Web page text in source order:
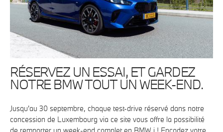
RÉSERVEZ UN ESSAI, ET GARDEZ
NOTRE BMW TOUT UN WEEK-END.
Jusqu'au 30 septembre, chaque test-drive réservé dans notre
concession de Luxembourg via ce site vous offre la possibilité